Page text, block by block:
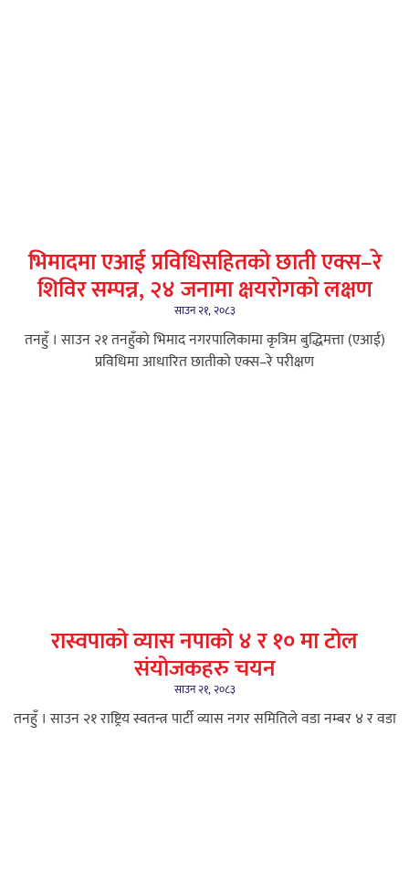
भिमादमा एआई प्रविधिसहितको छाती एक्स–रे
शिविर सम्पन्न, २४ जनामा क्षयरोगको लक्षण
साउन २१, २०८३
तनहुँ । साउन २१ तनहुँको भिमाद नगरपालिकामा कृत्रिम बुद्धिमत्ता (एआई)
प्रविधिमा आधारित छातीको एक्स–रे परीक्षण
रास्वपाको व्यास नपाको ४ र १० मा टोल
संयोजकहरु चयन
साउन २१, २०८३
तनहुँ । साउन २१ राष्ट्रिय स्वतन्त्र पार्टी व्यास नगर समितिले वडा नम्बर ४ र वडा